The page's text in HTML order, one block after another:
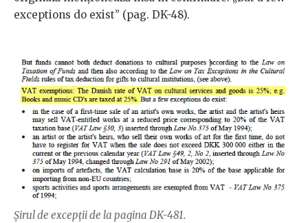
exceptions do exist” (pag. DK-48).
Șirul de excepții de la pagina DK-481.